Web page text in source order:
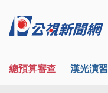
總預算審查 漢光演習